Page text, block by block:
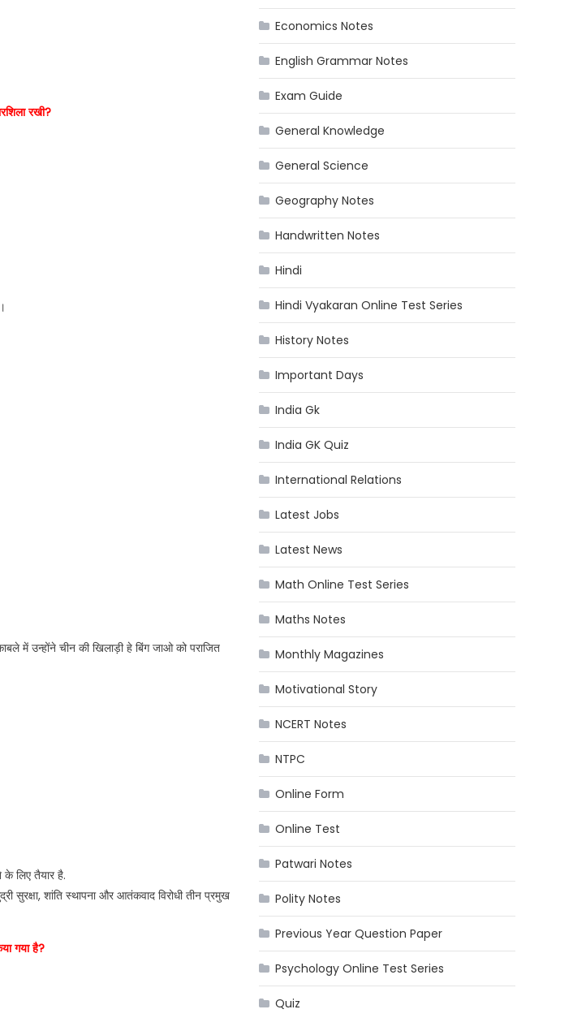
रखी?
में उन्होंने चीन की खिलाड़ी हे बिंग जाओ को पराजित
लिए तैयार है.
सुरक्षा, शांति स्थापना और आतंकवाद विरोधी तीन प्रमुख
गया है?
Economics Notes
English Grammar Notes
Exam Guide
General Knowledge
General Science
Geography Notes
Handwritten Notes
Hindi
Hindi Vyakaran Online Test Series
History Notes
Important Days
India Gk
India GK Quiz
International Relations
Latest Jobs
Latest News
Math Online Test Series
Maths Notes
Monthly Magazines
Motivational Story
NCERT Notes
NTPC
Online Form
Online Test
Patwari Notes
Polity Notes
Previous Year Question Paper
Psychology Online Test Series
Quiz